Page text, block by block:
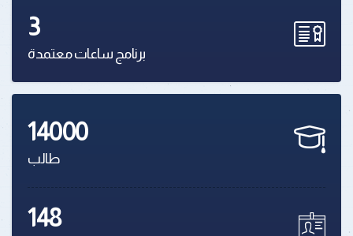
3
برنامج ساعات معتمدة
14000
طالب
148